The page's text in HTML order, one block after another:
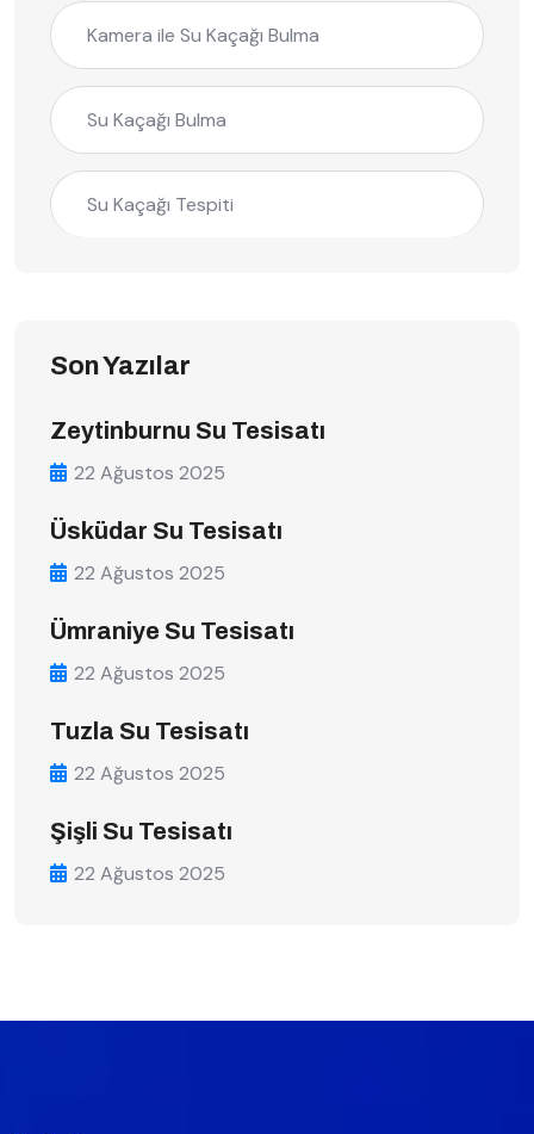
Kamera ile Su Kaçağı Bulma
Su Kaçağı Bulma
Su Kaçağı Tespiti
Son Yazılar
Zeytinburnu Su Tesisatı
22 Ağustos 2025
Üsküdar Su Tesisatı
22 Ağustos 2025
Ümraniye Su Tesisatı
22 Ağustos 2025
Tuzla Su Tesisatı
22 Ağustos 2025
Şişli Su Tesisatı
22 Ağustos 2025